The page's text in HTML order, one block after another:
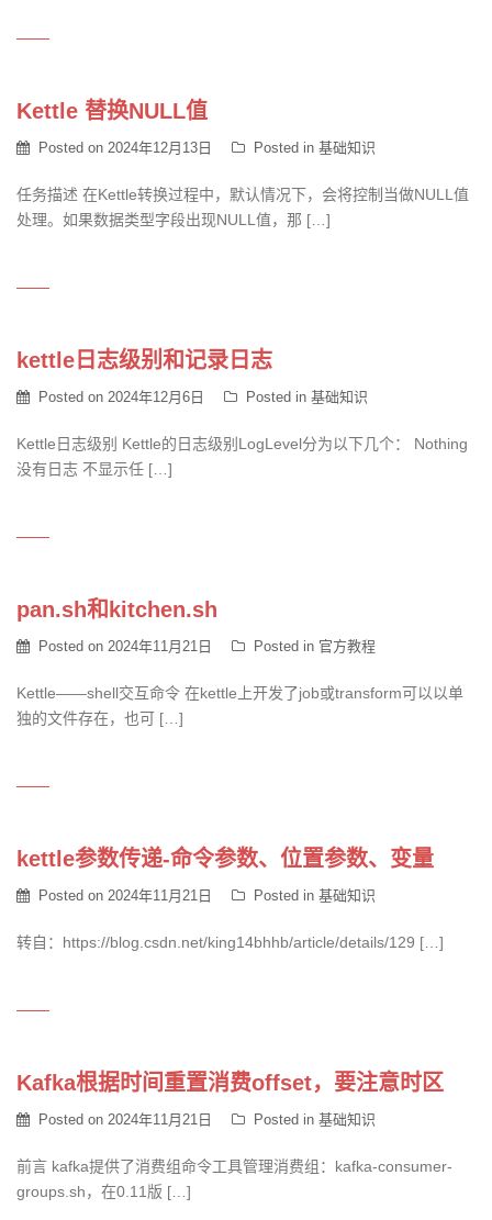
Kettle 替换NULL值
Posted on 2024年12月13日 Posted in 基础知识
任务描述 在Kettle转换过程中，默认情况下，会将控制当做NULL值
处理。如果数据类型字段出现NULL值，那 […]
kettle日志级别和记录日志
Posted on 2024年12月6日 Posted in 基础知识
Kettle日志级别 Kettle的日志级别LogLevel分为以下几个： Nothing
没有日志 不显示任 […]
pan.sh和kitchen.sh
Posted on 2024年11月21日 Posted in 官方教程
Kettle——shell交互命令 在kettle上开发了job或transform可以以单
独的文件存在，也可 […]
kettle参数传递-命令参数、位置参数、变量
Posted on 2024年11月21日 Posted in 基础知识
转自：https://blog.csdn.net/king14bhhb/article/details/129 […]
Kafka根据时间重置消费offset，要注意时区
Posted on 2024年11月21日 Posted in 基础知识
前言 kafka提供了消费组命令工具管理消费组：kafka-consumer-
groups.sh，在0.11版 […]